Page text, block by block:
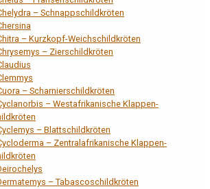
– Schnappschildkröten
– Kurzkopf-Weichschildkröten
– Zierschildkröten
– Scharnierschildkröten
– Westafrikanische Klappen-
– Blattschildkröten
– Zentralafrikanische Klappen-
– Tabascoschildkröten